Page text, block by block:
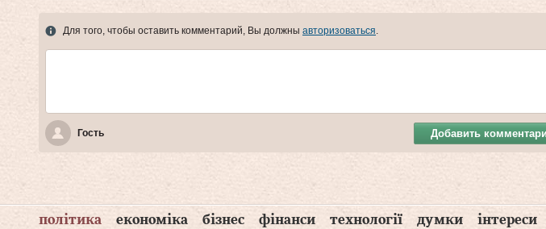
Для того, чтобы оставить комментарий, Вы должны авторизоваться
Гость Добавить
політика економіка бізнес фінанси технології думки інтереси